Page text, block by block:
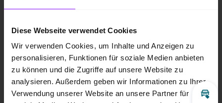
Diese Webseite verwendet Cookies
Wir verwenden Cookies, um Inhalte und Anzeigen zu
personalisieren, Funktionen für soziale Medien anbieten
zu können und die Zugriffe auf unsere Website zu
analysieren. Außerdem geben wir Informationen zu Ihrer
Verwendung unserer Website an unsere Partner für